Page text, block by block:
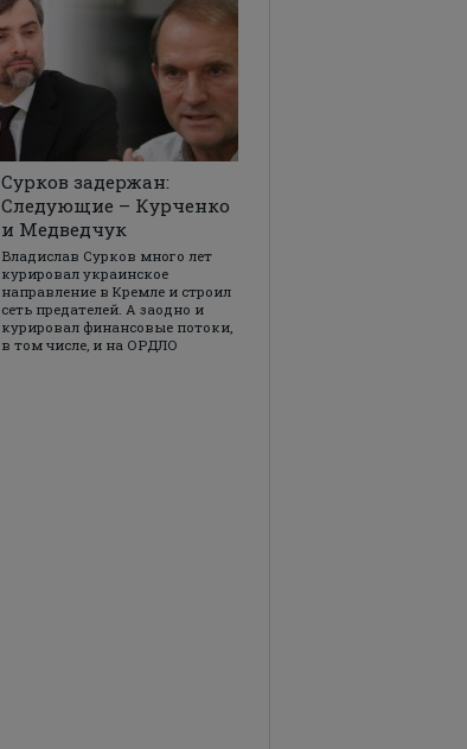
Сурков задержан:
Следующие – Курченко
и Медведчук
Владислав Сурков много лет
курировал украинское
направление в Кремле и строил
сеть предателей. А заодно и
курировал финансовые потоки,
в том числе, и на ОРДЛО